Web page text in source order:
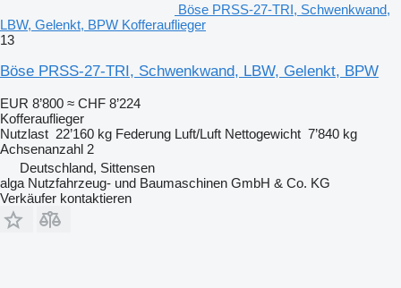
Böse PRSS-27-TRI, Schwenkwand,
LBW, Gelenkt, BPW Kofferauflieger
13
Böse PRSS-27-TRI, Schwenkwand, LBW, Gelenkt, BPW
EUR 8’800 ≈ CHF 8’224
Kofferauflieger
Nutzlast 22’160 kg Federung Luft/Luft Nettogewicht 7’840 kg
Achsenanzahl 2
Deutschland, Sittensen
alga Nutzfahrzeug- und Baumaschinen GmbH & Co. KG
Verkäufer kontaktieren